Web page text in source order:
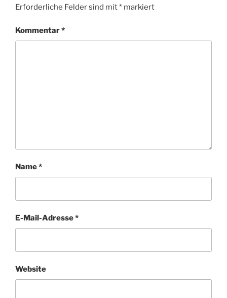
Erforderliche Felder sind mit* markiert
Kommentar*
Name*
E-Mail-Adresse*
Website